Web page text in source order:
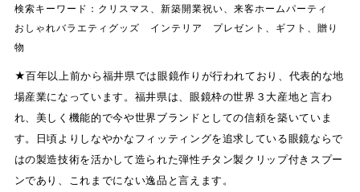
検索キーワード：クリスマス、新築開業祝い、来客ホームパーティ
おしゃれバラエティグッズ インテリア プレゼント、ギフト、贈り
物
★百年以上前から福井県では眼鏡作りが行われており、代表的な地
場産業になっています。福井県は、眼鏡枠の世界３大産地と言わ
れ、美しく機能的で今や世界ブランドとしての信頼を築いていま
す。日頃よりしなやかなフィッティングを追求している眼鏡ならで
はの製造技術を活かして造られた弾性チタン製クリップ付きスプー
ンであり、これまでにない逸品と言えます。